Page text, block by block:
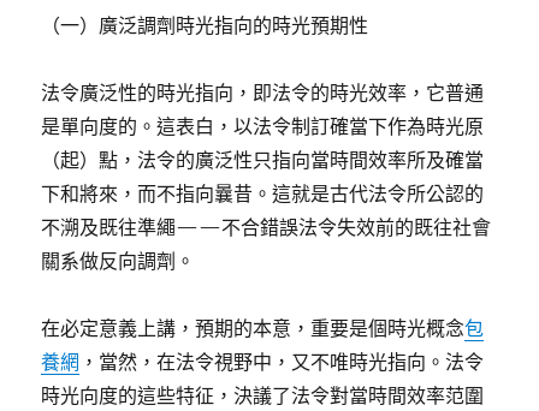
（一）廣泛調劑時光指向的時光預期性
法令廣泛性的時光指向，即法令的時光效率，它普通
是單向度的。這表白，以法令制訂確當下作為時光原
（起）點，法令的廣泛性只指向當時間效率所及確當
下和將來，而不指向曩昔。這就是古代法令所公認的
不溯及既往準繩——不合錯誤法令失效前的既往社會
關系做反向調劑。
在必定意義上講，預期的本意，重要是個時光概念包
養網 ，當然，在法令視野中，又不唯時光指向。法令
時光向度的這些特征，決議了法令對當時間效率范圍